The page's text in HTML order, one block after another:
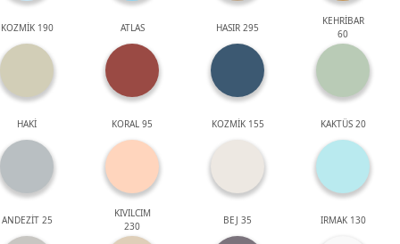
KOZMİK 190 ATLAS HASIR 295
KEHRİBAR
60
HAKİ KORAL 95 KOZMİK 155 KAKTÜS 20
ANDEZİT 25
KIVILCIM
230
BEJ 35 IRMAK 130